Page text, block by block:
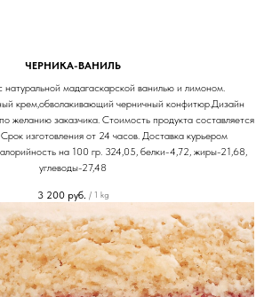
ЧЕРНИКА-ВАНИЛЬ
мадагаскарской ванилью и лимоном.
крем,обволакивающий черничный конфитюр.Дизайн
желанию заказчика. Стоимость продукта составляется
Срок изготовления от 24 часов. Доставка курьером
на 100 гр. 324,05, белки-4,72, жиры-21,68,
углеводы-27,48
3 200 руб. / 1 kg